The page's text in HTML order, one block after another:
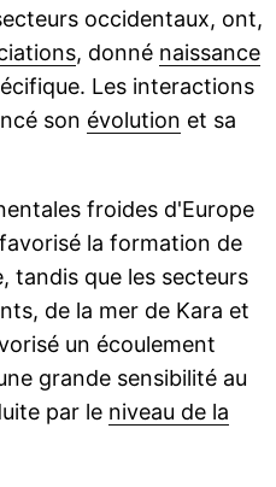
occidentaux, ont,
, donné naissance
Les interactions
son évolution et sa
froides d'Europe
la formation de
tandis que les secteurs
de la mer de Kara et
un écoulement
grande sensibilité au
par le niveau de la